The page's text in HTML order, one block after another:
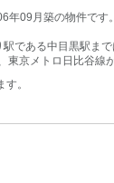
年09月築の物件です。
である中目黒駅ま
京メトロ日比谷線
。